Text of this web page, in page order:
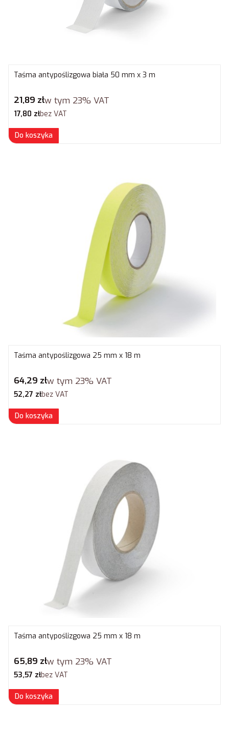
Taśma antypoślizgowa biała 50 mm x 3 m
Cena brutto
21,89 złw tym 23% VAT
Cena netto
17,80 złbez VAT
Do koszyka
Taśma antypoślizgowa 25 mm x 18 m
Cena brutto
64,29 złw tym 23% VAT
Cena netto
52,27 złbez VAT
Do koszyka
Taśma antypoślizgowa 25 mm x 18 m
Cena brutto
65,89 złw tym 23% VAT
Cena netto
53,57 złbez VAT
Do koszyka